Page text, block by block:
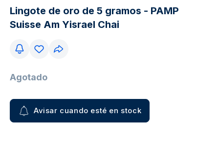
Lingote de oro de 5 gramos - PAMP
Suisse Am Yisrael Chai
Agotado
Avisar cuando esté en stock